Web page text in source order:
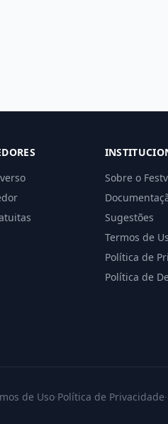
Sobre o
Sugestões
Termos de
Política de
Política de
de Uso·Política de Privacidade·